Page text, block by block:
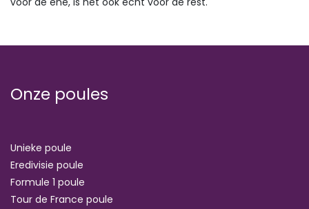
Onze poules
Unieke poule
Eredivisie poule
Formule 1 poule
Tour de France poule